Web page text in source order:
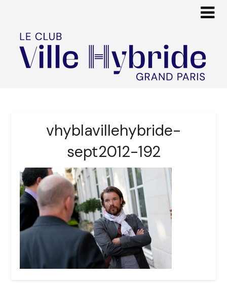
vhyblavillehybride-
sept2012-192